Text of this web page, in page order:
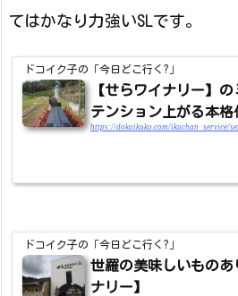
てはかなり力強いSLです。
ドコイク子の「今日どこ行く?」
【せらワイナリー】
テンション上がる本格
https://dokoikuko.com/ikuchan_service/
ドコイク子の「今日どこ行く?」
世羅の美味しいものあ
ナリー】